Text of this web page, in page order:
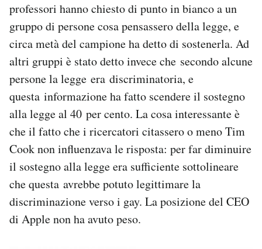
professori hanno chiesto di punto in bianco a un
gruppo di persone cosa pensassero della legge, e
circa metà del campione ha detto di sostenerla. Ad
altri gruppi è stato detto invece che secondo alcune
persone la legge era discriminatoria, e
questa informazione ha fatto scendere il sostegno
alla legge al 40 per cento. La cosa interessante è
che il fatto che i ricercatori citassero o meno Tim
Cook non influenzava le risposta: per far diminuire
il sostegno alla legge era sufficiente sottolineare
che questa avrebbe potuto legittimare la
discriminazione verso i gay. La posizione del CEO
di Apple non ha avuto peso.